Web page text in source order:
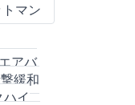
トマン
エアバ
緩和
イ